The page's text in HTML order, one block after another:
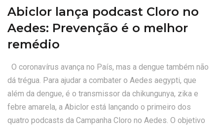
Abiclor lança podcast Cloro no
Aedes: Prevenção é o melhor
remédio
O coronavírus avança no País, mas a dengue também não
dá trégua. Para ajudar a combater o Aedes aegypti, que
além da dengue, é o transmissor da chikungunya, zika e
febre amarela, a Abiclor está lançando o primeiro dos
quatro podcasts da Campanha Cloro no Aedes. O objetivo